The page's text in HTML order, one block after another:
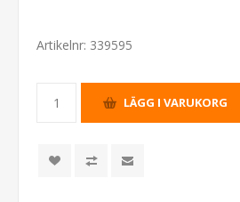
Artikelnr: 339595